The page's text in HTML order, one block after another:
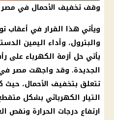
وقف تخفيف الأحمال في مصر
ويأتي هذا القرار في أعقاب
والبترول، وأداء اليمين
يأتي حل أزمة الكهرباء على
الجديدة. وقد واجهت مصر في
تتعلق بتخفيف الأحمال، حيث
التيار الكهربائي بشكل
ارتفاع درجات الحرارة ونقص